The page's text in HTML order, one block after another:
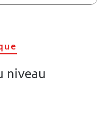
niveau